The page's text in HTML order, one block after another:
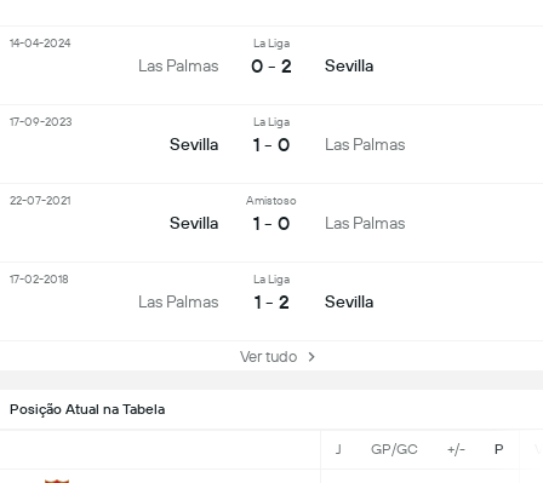
Posição Atual na Tabela
J GP/GC +/- P
Las Palmas
La Liga
0 - 2 Sevilla
14-04-2024
Sevilla
La Liga
1 - 0 Las Palmas
17-09-2023
Sevilla
Amistoso
1 - 0 Las Palmas
22-07-2021
Las Palmas
La Liga
1 - 2 Sevilla
17-02-2018
Ver tudo